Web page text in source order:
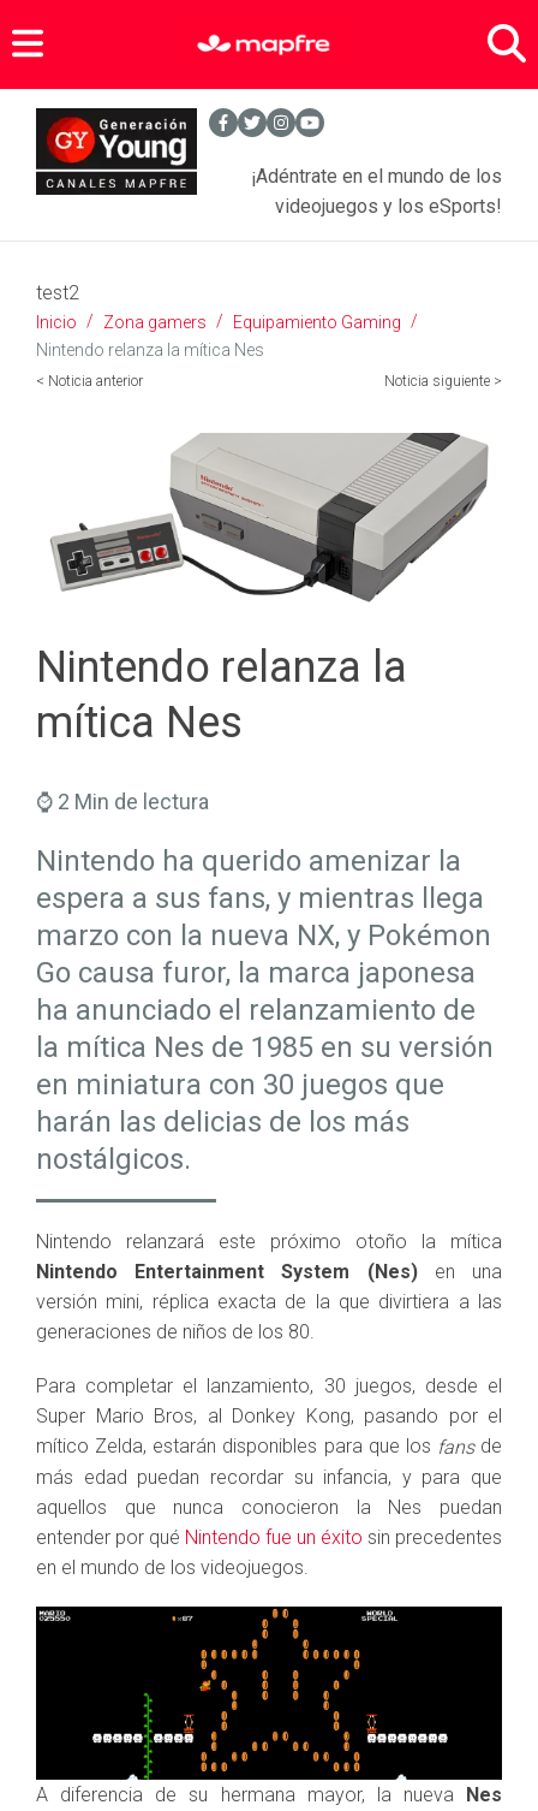
- Entrevistas Gamers
- Equipamiento Gaming
Agenda Sports
Noticias Videojuegos
- Juegos
- Series
Tecnología
- Móviles y tabletas
Asegura tus objetos personales
Seguros Salud
Seguros Viajes
Hogar
Salud
Trabaja en Mapfre
¡Adéntrate en el mundo de los
videojuegos y los eSports!
test2
Inicio Zona gamers
Equipamiento Gaming
Nintendo relanza la mítica Nes
< Noticia anterior Noticia siguiente >
Nintendo relanza la
mítica Nes
⌚ 2 Min de lectura
Nintendo ha querido amenizar la
espera a sus fans, y mientras llega
marzo con la nueva NX, y Pokémon
Go causa furor, la marca japonesa
ha anunciado el relanzamiento de
la mítica Nes de 1985 en su versión
en miniatura con 30 juegos que
harán las delicias de los más
nostálgicos.
Nintendo relanzará este próximo otoño la mítica
Nintendo Entertainment System (Nes)en una
versión mini, réplica exacta de la que divirtiera a las
generaciones de niños de los 80.
Para completar el lanzamiento, 30 juegos, desde el
Super Mario Bros, al Donkey Kong, pasando por el
mítico Zelda, estarán disponibles para que los fans de
más edad puedan recordar su infancia, y para que
aquellos que nunca conocieron la Nes puedan
entender por qué Nintendo fue un éxito sin precedentes
en el mundo de los videojuegos.
A diferencia de su hermana mayor, la nueva Nes